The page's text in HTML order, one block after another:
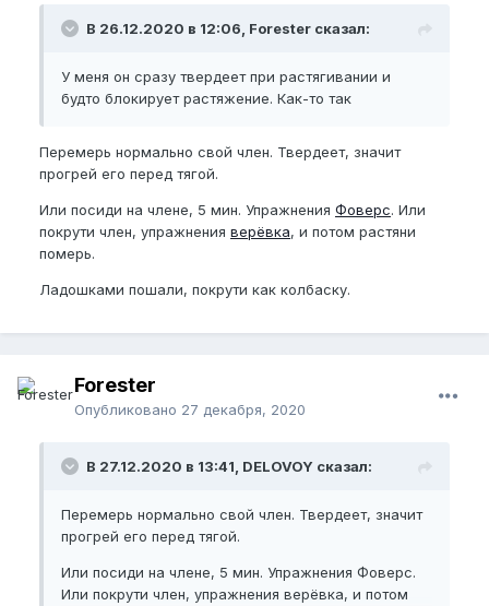
В 26.12.2020 в 12:06, Forester сказал:
У меня он сразу твердеет при растягивании и
будто блокирует растяжение. Как-то так
Перемерь нормально свой член. Твердеет, значит
прогрей его перед тягой.
Или посиди на члене, 5 мин. Упражнения Фоверс. Или
покрути член, упражнения верёвка, и потом растяни
померь.
Ладошками пошали, покрути как колбаску.
Forester
Опубликовано 27 декабря, 2020
В 27.12.2020 в 13:41, DELOVOY сказал:
Перемерь нормально свой член. Твердеет, значит
прогрей его перед тягой.
Или посиди на члене, 5 мин. Упражнения Фоверс.
Или покрути член, упражнения верёвка, и потом